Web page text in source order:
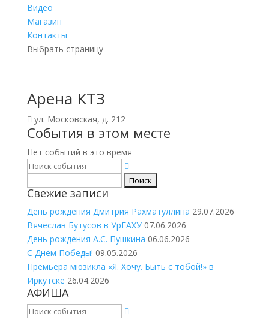
Видео
Магазин
Контакты
Выбрать страницу
Арена КТЗ
ул. Московская, д. 212
События в этом месте
Нет событий в это время
Свежие записи
День рождения Дмитрия Рахматуллина 29.07.2026
Вячеслав Бутусов в УрГАХУ 07.06.2026
День рождения А.С. Пушкина 06.06.2026
С Днём Победы! 09.05.2026
Премьера мюзикла «Я. Хочу. Быть с тобой!» в
Иркутске 26.04.2026
АФИША